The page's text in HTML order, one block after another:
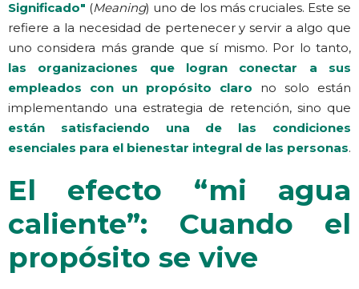
Significado" (Meaning) uno de los más cruciales. Este se
refiere a la necesidad de pertenecer y servir a algo que
uno considera más grande que sí mismo. Por lo tanto,
las organizaciones que logran conectar a sus
empleados con un propósito claro no solo están
implementando una estrategia de retención, sino que
están satisfaciendo una de las condiciones
esenciales para el bienestar integral de las personas.
El efecto “mi agua
caliente”: Cuando el
propósito se vive